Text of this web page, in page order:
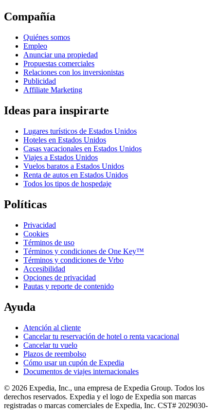
Compañía
Quiénes somos
Empleo
Anunciar una propiedad
Propuestas comerciales
Relaciones con los inversionistas
Publicidad
Affiliate Marketing
Ideas para inspirarte
Lugares turísticos de Estados Unidos
Hoteles en Estados Unidos
Casas vacacionales en Estados Unidos
Viajes a Estados Unidos
Vuelos baratos a Estados Unidos
Renta de autos en Estados Unidos
Todos los tipos de hospedaje
Políticas
Privacidad
Cookies
Términos de uso
Términos y condiciones de One Key™
Términos y condiciones de Vrbo
Accesibilidad
Opciones de privacidad
Pautas y reporte de contenido
Ayuda
Atención al cliente
Cancelar tu reservación de hotel o renta vacacional
Cancelar tu vuelo
Plazos de reembolso
Cómo usar un cupón de Expedia
Documentos de viajes internacionales
© 2026 Expedia, Inc., una empresa de Expedia Group. Todos los
derechos reservados. Expedia y el logo de Expedia son marcas
registradas o marcas comerciales de Expedia, Inc. CST# 2029030-